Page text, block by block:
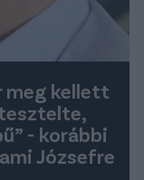
meg kellett
- korábbi
Józsefre